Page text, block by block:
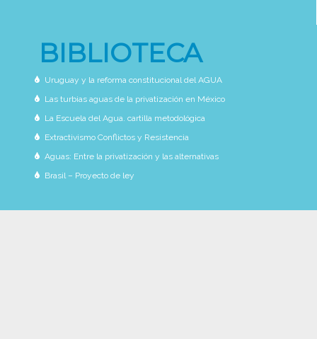
BIBLIOTECA
Uruguay y la reforma constitucional del AGUA
Las turbias aguas de la privatización en México
La Escuela del Agua. cartilla metodológica
Extractivismo Conflictos y Resistencia
Aguas: Entre la privatización y las alternativas
Brasil – Proyecto de ley